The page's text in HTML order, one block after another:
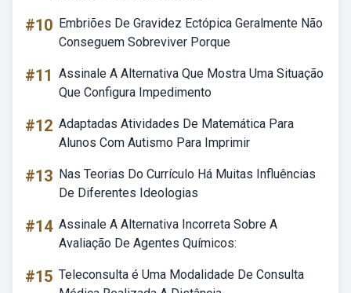
#10 Embriões De Gravidez Ectópica Geralmente Não
Conseguem Sobreviver Porque
#11 Assinale A Alternativa Que Mostra Uma Situação
Que Configura Impedimento
#12 Adaptadas Atividades De Matemática Para
Alunos Com Autismo Para Imprimir
#13 Nas Teorias Do Currículo Há Muitas Influências
De Diferentes Ideologias
#14 Assinale A Alternativa Incorreta Sobre A
Avaliação De Agentes Químicos:
#15 Teleconsulta é Uma Modalidade De Consulta